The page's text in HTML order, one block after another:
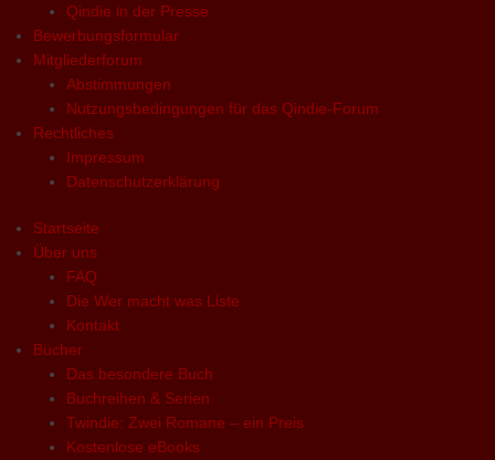
Qindie in der Presse
Bewerbungsformular
Mitgliederforum
Abstimmungen
Nutzungsbedingungen für das Qindie-Forum
Rechtliches
Impressum
Datenschutzerklärung
Startseite
Über uns
FAQ
Die Wer macht was Liste
Kontakt
Bücher
Das besondere Buch
Buchreihen & Serien
Twindie: Zwei Romane – ein Preis
Kostenlose eBooks